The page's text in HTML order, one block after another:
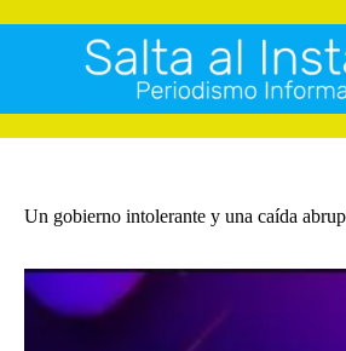
al
Un gobierno intolerante y una caída